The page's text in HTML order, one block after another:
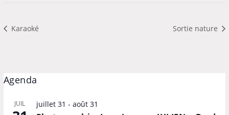
Karaoké Sortie nature
Agenda
JUIL juillet 31 - août 31